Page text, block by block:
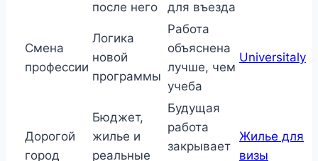
после него для въезда
Смена
профессии
Логика
новой
программы
Работа
объяснена
лучше, чем
учеба
Universitaly
Дорогой
город
Бюджет,
жилье и
реальные
Будущая
работа
закрывает
Жилье для
визы